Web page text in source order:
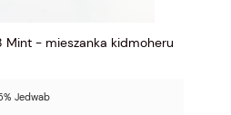
Mint - mieszanka kidmoheru
Jedwab